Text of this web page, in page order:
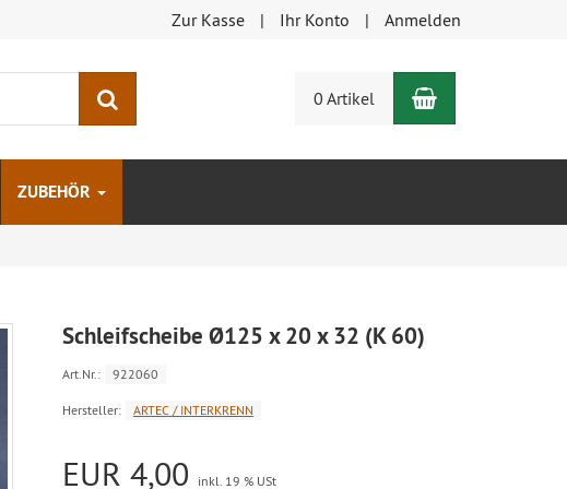
Zur Kasse Ihr Konto Anmelden
0 Artikel Warenkorb
ZUBEHÖR
Schleifscheibe Ø125 x 20 x 32 (K 60)
Art.Nr.: 922060
Hersteller: ARTEC / INTERKRENN
EUR 4,00 inkl. 19 % USt